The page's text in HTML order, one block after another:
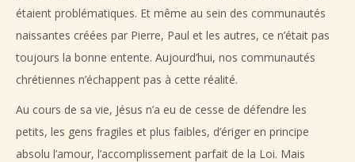
étaient problématiques. Et même au sein des communautés
naissantes créées par Pierre, Paul et les autres, ce n’était pas
toujours la bonne entente. Aujourd’hui, nos communautés
chrétiennes n’échappent pas à cette réalité.
Au cours de sa vie, Jésus n’a eu de cesse de défendre les
petits, les gens fragiles et plus faibles, d’ériger en principe
absolu l’amour, l’accomplissement parfait de la Loi. Mais